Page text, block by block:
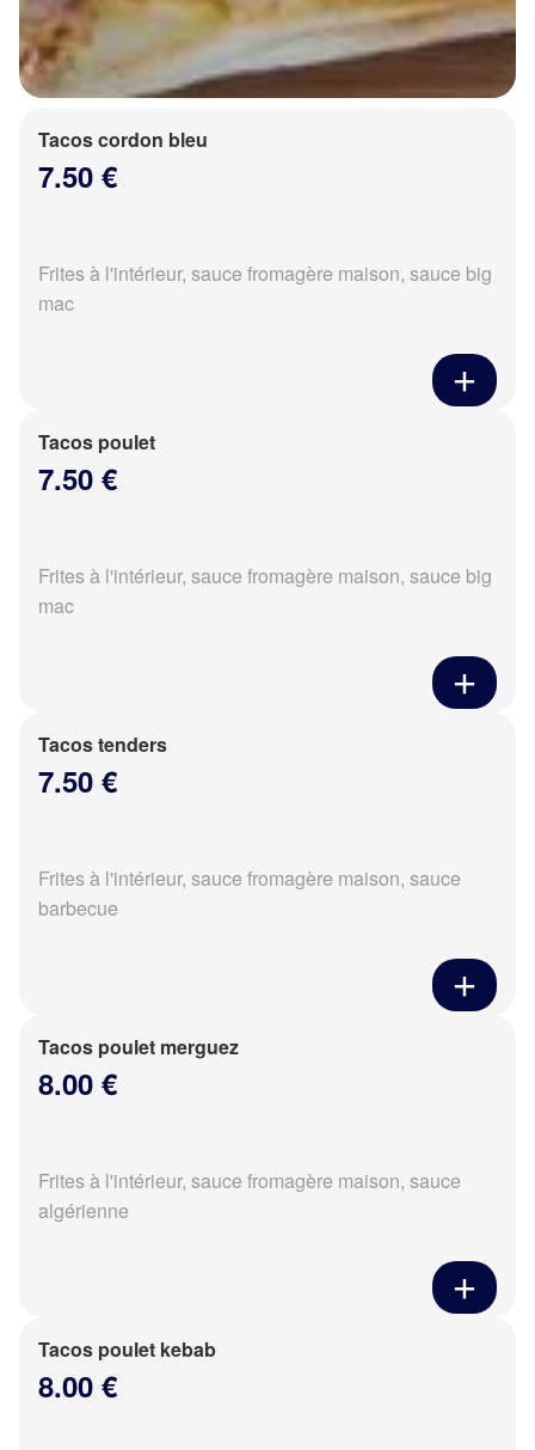
Tacos cordon bleu
7.50 €
Frites à l'intérieur, sauce fromagère maison, sauce big
mac
Tacos poulet
7.50 €
Frites à l'intérieur, sauce fromagère maison, sauce big
mac
Tacos tenders
7.50 €
Frites à l'intérieur, sauce fromagère maison, sauce
barbecue
Tacos poulet merguez
8.00 €
Frites à l'intérieur, sauce fromagère maison, sauce
algérienne
Tacos poulet kebab
8.00 €